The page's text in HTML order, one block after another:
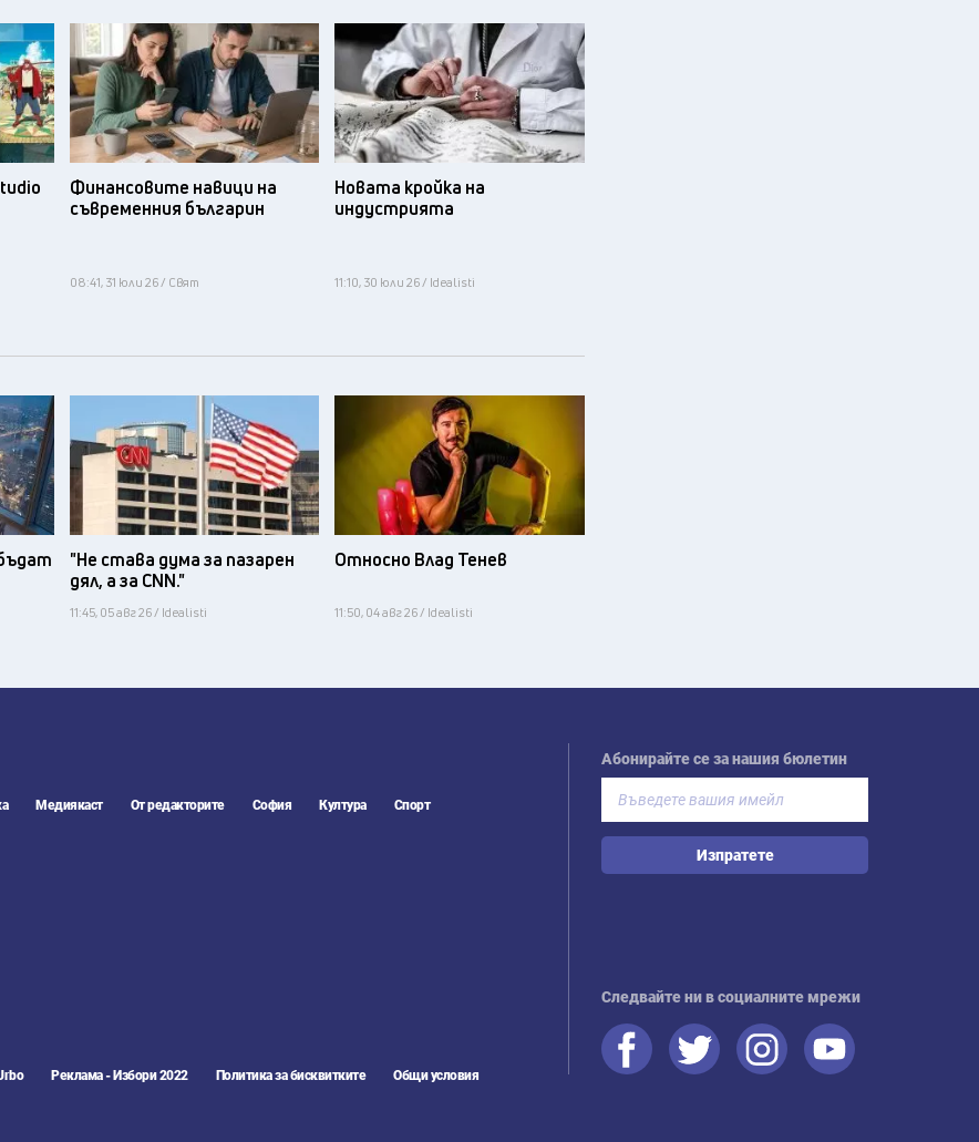
Финансовите навици на
съвременния българин
08:41, 31 юли 26 / Свят
Новата кройка на
индустрията
11:10, 30 юли 26 / Idealisti
"Не става дума за пазарен
дял, а за CNN."
11:45, 05 авг 26 / Idealisti
Относно Влад Тенев
11:50, 04 авг 26 / Idealisti
Медиякаст От редакторите София Култура
Спорт
Реклама - Избори 2022 Политика за бисквитките
Общи условия
Абонирайте се за нашия бюлетин
Изпратете
Следвайте ни в социалните мрежи